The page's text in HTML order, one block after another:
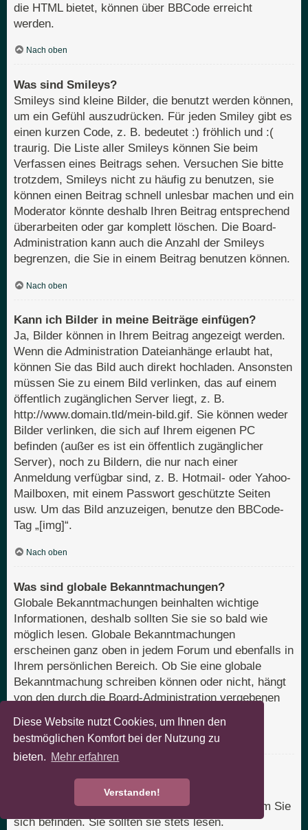
Diese Website nutzt Cookies, um Ihnen den
bestmöglichen Komfort bei der Nutzung zu
bieten. Mehr erfahren
Verstanden!
die HTML bietet, können über BBCode erreicht
werden.
Nach oben
Was sind Smileys?
Smileys sind kleine Bilder, die benutzt werden können,
um ein Gefühl auszudrücken. Für jeden Smiley gibt es
einen kurzen Code, z. B. bedeutet :) fröhlich und :(
traurig. Die Liste aller Smileys können Sie beim
Verfassen eines Beitrags sehen. Versuchen Sie bitte
trotzdem, Smileys nicht zu häufig zu benutzen, sie
können einen Beitrag schnell unlesbar machen und ein
Moderator könnte deshalb Ihren Beitrag entsprechend
überarbeiten oder gar komplett löschen. Die Board-
Administration kann auch die Anzahl der Smileys
begrenzen, die Sie in einem Beitrag benutzen können.
Nach oben
Kann ich Bilder in meine Beiträge einfügen?
Ja, Bilder können in Ihrem Beitrag angezeigt werden.
Wenn die Administration Dateianhänge erlaubt hat,
können Sie das Bild auch direkt hochladen. Ansonsten
müssen Sie zu einem Bild verlinken, das auf einem
öffentlich zugänglichen Server liegt, z. B.
http://www.domain.tld/mein-bild.gif. Sie können weder
Bilder verlinken, die sich auf Ihrem eigenen PC
befinden (außer es ist ein öffentlich zugänglicher
Server), noch zu Bildern, die nur nach einer
Anmeldung verfügbar sind, z. B. Hotmail- oder Yahoo-
Mailboxen, mit einem Passwort geschützte Seiten
usw. Um das Bild anzuzeigen, benutze den BBCode-
Tag „[img]“.
Nach oben
Was sind globale Bekanntmachungen?
Globale Bekanntmachungen beinhalten wichtige
Informationen, deshalb sollten Sie sie so bald wie
möglich lesen. Globale Bekanntmachungen
erscheinen ganz oben in jedem Forum und ebenfalls in
Ihrem persönlichen Bereich. Ob Sie eine globale
Bekanntmachung schreiben können oder nicht, hängt
von den durch die Board-Administration vergebenen
Nach oben
Bekanntmachungen beinhalten meist wichtige
Informationen zu dem Bereich des Boards, in dem Sie
sich befinden. Sie sollten sie stets lesen.